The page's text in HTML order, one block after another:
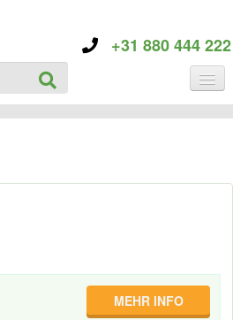
+31 880 444 222
MEHR INFO